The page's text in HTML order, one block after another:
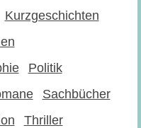
Kurzgeschichten
Politik
Sachbücher
Thriller